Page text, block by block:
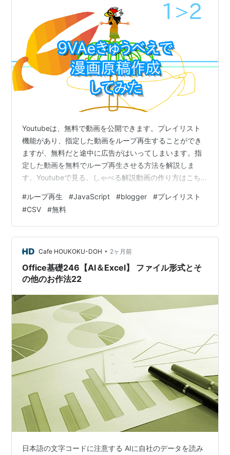
Youtubeは、無料で動画を公開できます。プレイリスト
機能があり、指定した動画をループ再生することができ
ますが、無料だと途中に広告がはいってしまいます。指
定した動画を無料でループ再生させる方法を解説しま
す。Youtubeで見る。しゃべる解説動画の作り方はこち
する仕組み ２．Google Bloggerをひらく ３．再生用ペー
ジをつくる ◆プレーヤープログラム ４．プレイリストペ
ージを作る ◆CSVデータ＋プログラム ５．リストページ
の公開アドレスをプレイページに書き込む ６．再生テス
ト、デザイン設定 ひとコマ解説動画の作り方 9VAeき
ゅ…
#ループ再生 #JavaScript #blogger #プレイリスト
#CSV #無料
Cafe HOUKOKU-DOH • 2ヶ月前
Office基礎246【AI＆Excel】 ファイル形式とそ
の他のお作法22
日本語の文字コードに注意する AIに自社のデータを読み